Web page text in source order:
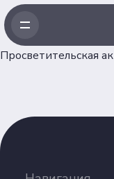
Просветительская
Главная